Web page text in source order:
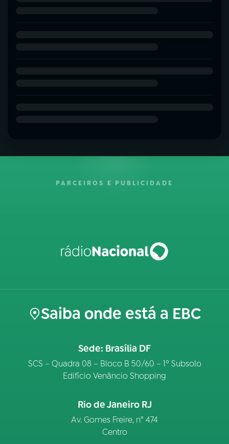
PARCEIROS E PUBLICIDADE
Saiba onde está a EBC
Sede: Brasília DF
SCS – Quadra 08 – Bloco B 50/60 – 1º Subsolo
Edifício Venâncio Shopping
Rio de Janeiro RJ
Av. Gomes Freire, n° 474
Centro